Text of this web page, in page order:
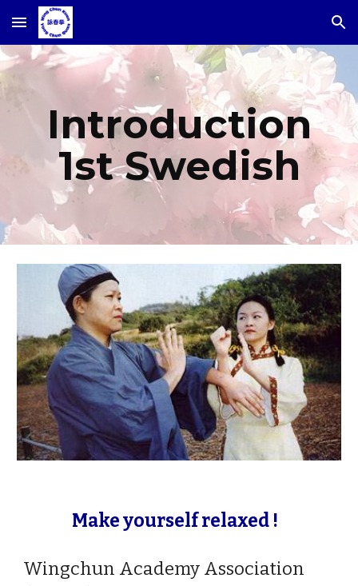
Skip to main content Skip to navigation
Introduction
1st Swedish
Make yourself relaxed !
Wingchun Academy Association